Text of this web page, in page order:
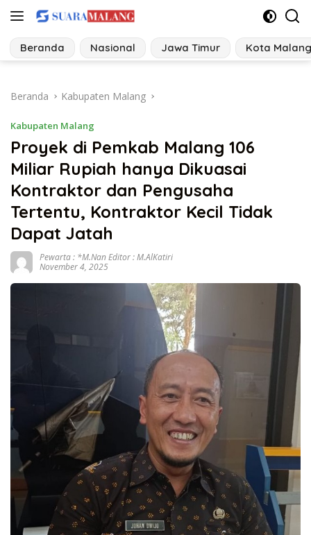
Langsung
konten
Beranda Nasional Jawa Timur Kota Malang
Beranda Kabupaten Malang
Kabupaten Malang
Proyek di Pemkab Malang 106
Miliar Rupiah hanya Dikuasai
Kontraktor dan Pengusaha
Tertentu, Kontraktor Kecil Tidak
Dapat Jatah
Pewarta : *M.Nan Editor : M.AlKatiri
November 4, 2025